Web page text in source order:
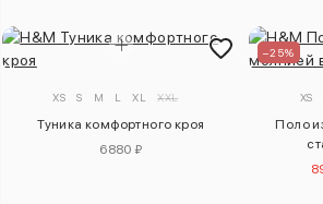
XS S M L XL XXL
Туника комфортного кроя
6880 ₽
–25%
XS
Поло